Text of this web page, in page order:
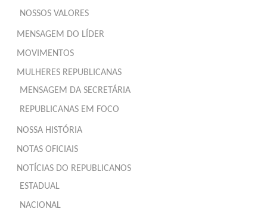
NOSSOS VALORES
MENSAGEM DO LÍDER
MOVIMENTOS
MULHERES REPUBLICANAS
MENSAGEM DA SECRETÁRIA
REPUBLICANAS EM FOCO
NOSSA HISTÓRIA
NOTAS OFICIAIS
NOTÍCIAS DO REPUBLICANOS
ESTADUAL
NACIONAL